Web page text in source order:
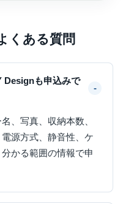
くある質問
Designも申込みで
、写真、収納本数、
源方式、静音性、ケ
かる範囲の情報で申